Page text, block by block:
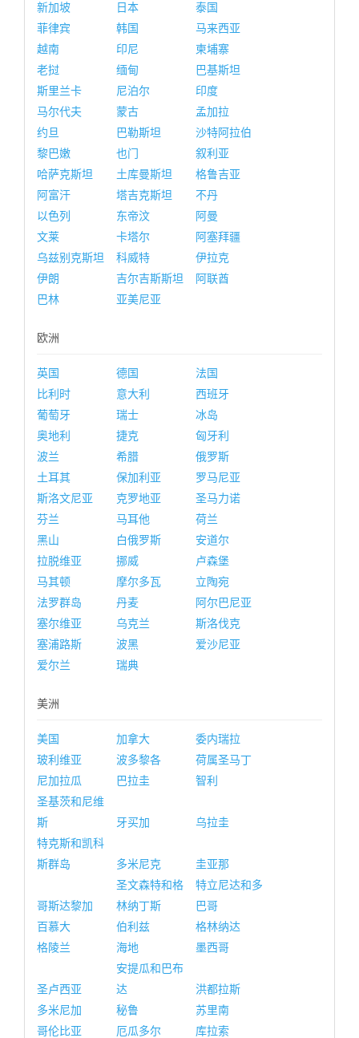
新加坡
日本
泰国
菲律宾
韩国
马来西亚
越南
印尼
柬埔寨
老挝
缅甸
巴基斯坦
斯里兰卡
尼泊尔
印度
马尔代夫
蒙古
孟加拉
约旦
巴勒斯坦
沙特阿拉伯
黎巴嫩
也门
叙利亚
哈萨克斯坦
土库曼斯坦
格鲁吉亚
阿富汗
塔吉克斯坦
不丹
以色列
东帝汶
阿曼
文莱
卡塔尔
阿塞拜疆
乌兹别克斯坦
科威特
伊拉克
伊朗
吉尔吉斯斯坦
阿联酋
巴林
亚美尼亚
欧洲
英国 德国
法国
比利时
意大利
西班牙
葡萄牙
瑞士
冰岛
奥地利
捷克
匈牙利
波兰
希腊
俄罗斯
土耳其
保加利亚
罗马尼亚
斯洛文尼亚
克罗地亚
圣马力诺
芬兰
马耳他
荷兰
黑山
白俄罗斯
安道尔
拉脱维亚
挪威
卢森堡
马其顿
摩尔多瓦
立陶宛
法罗群岛
丹麦
阿尔巴尼亚
塞尔维亚
乌克兰
斯洛伐克
塞浦路斯
波黑
爱沙尼亚
爱尔兰
瑞典
美洲
美国 加拿大
委内瑞拉
玻利维亚
波多黎各
荷属圣马丁
尼加拉瓜
巴拉圭
智利
圣基茨和尼维
斯
牙买加
乌拉圭
特克斯和凯科
斯群岛
多米尼克 圭亚那
哥斯达黎加
圣文森特和格
林纳丁斯
特立尼达和多
巴哥
百慕大
伯利兹
格林纳达
格陵兰
海地 墨西哥
圣卢西亚
安提瓜和巴布
达
洪都拉斯
多米尼加
秘鲁
苏里南
哥伦比亚
厄瓜多尔
库拉索